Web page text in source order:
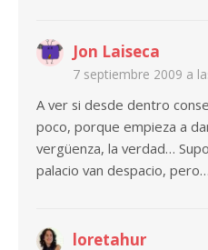
Jon Laiseca
7 septiembre 2009 a
A ver si desde dentro
poco, porque empieza a
vergüenza, la verdad…
palacio van despacio,
loretahur